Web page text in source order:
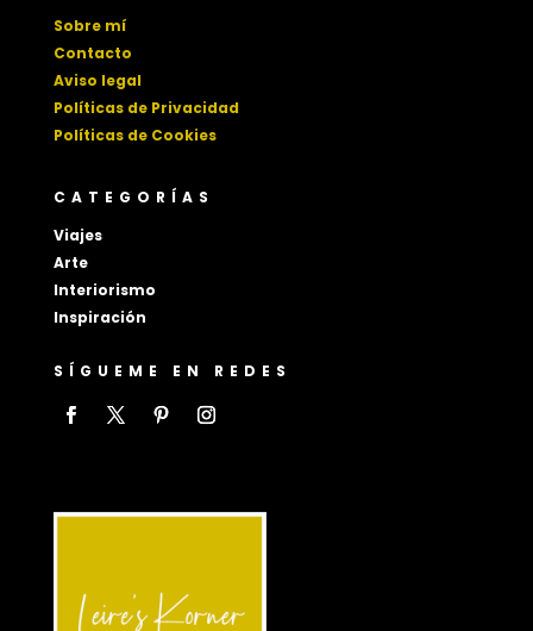
Sobre mí
Contacto
Aviso legal
Políticas de Privacidad
Políticas de Cookies
CATEGORÍAS
Viajes
Arte
Interiorismo
Inspiración
SÍGUEME EN REDES